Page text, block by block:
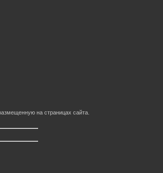
на страницах сайта.